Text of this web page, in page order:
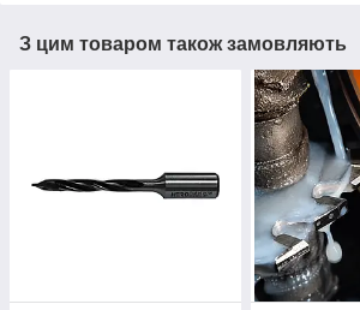
З цим товаром також замовляють